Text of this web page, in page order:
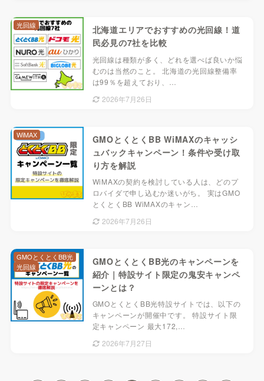
北海道エリアでおすすめの光回線！道
民必見の7社を比較
光回線は種類が多く、どれを選べば良いか悩
むのは当然のこと。 北海道の光回線整備率
は99％を超えており、…
2026年7月26日
光回線
GMOとくとくBB WiMAXのキャッシ
ュバックキャンペーン！条件や受け取
り方を解説
WiMAXの契約を検討している人は、どのプ
ロバイダで申し込むか迷いがち。 実はGMO
とくとくBB WiMAXのキャン…
2026年7月26日
WiMAX
GMOとくとくBB光のキャンペーンを
紹介｜特設サイト限定の鬼安キャンペ
ーンとは？
GMOとくとくBB光特設サイトでは、以下の
キャンペーンが開催中です。 特設サイト限
定キャンペーン 最大172,…
2026年7月27日
GMOとくとくBB光
光回線